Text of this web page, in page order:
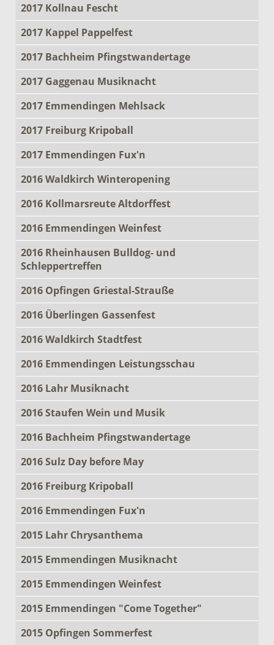
2017 Kollnau Fescht
2017 Kappel Pappelfest
2017 Bachheim Pfingstwandertage
2017 Gaggenau Musiknacht
2017 Emmendingen Mehlsack
2017 Freiburg Kripoball
2017 Emmendingen Fux'n
2016 Waldkirch Winteropening
2016 Kollmarsreute Altdorffest
2016 Emmendingen Weinfest
2016 Rheinhausen Bulldog- und
Schleppertreffen
2016 Opfingen Griestal-Strauße
2016 Überlingen Gassenfest
2016 Waldkirch Stadtfest
2016 Emmendingen Leistungsschau
2016 Lahr Musiknacht
2016 Staufen Wein und Musik
2016 Bachheim Pfingstwandertage
2016 Sulz Day before May
2016 Freiburg Kripoball
2016 Emmendingen Fux'n
2015 Lahr Chrysanthema
2015 Emmendingen Musiknacht
2015 Emmendingen Weinfest
2015 Emmendingen "Come Together"
2015 Opfingen Sommerfest